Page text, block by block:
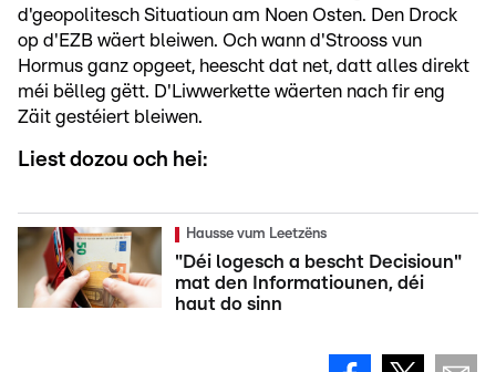
d'geopolitesch Situatioun am Noen Osten. Den Drock
op d'EZB wäert bleiwen. Och wann d'Strooss vun
Hormus ganz opgeet, heescht dat net, datt alles direkt
méi bëlleg gëtt. D'Liwwerkette wäerten nach fir eng
Zäit gestéiert bleiwen.
Liest dozou och hei:
Hausse vum Leetzëns
"Déi logesch a bescht Decisioun"
mat den Informatiounen, déi
haut do sinn